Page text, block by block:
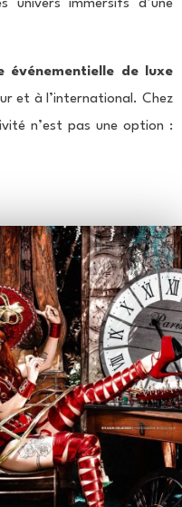
univers immersifs d’une
événementielle de luxe
et à l’international. Chez
n’est pas une option :